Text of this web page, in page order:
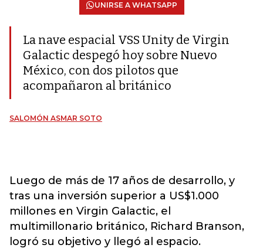
UNIRSE A WHATSAPP
La nave espacial VSS Unity de Virgin
Galactic despegó hoy sobre Nuevo
México, con dos pilotos que
acompañaron al británico
SALOMÓN ASMAR SOTO
Luego de más de 17 años de desarrollo, y
tras una inversión superior a US$1.000
millones en Virgin Galactic, el
multimillonario británico, Richard Branson,
logró su objetivo y llegó al espacio.